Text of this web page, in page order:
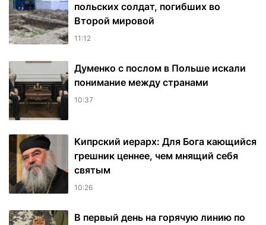
польских солдат, погибших во
Второй мировой
11:12
Думенко с послом в Польше искали
понимание между странами
10:37
Кипрский иерарх: Для Бога кающийся
грешник ценнее, чем мнящий себя
святым
10:26
В первый день на горячую линию по